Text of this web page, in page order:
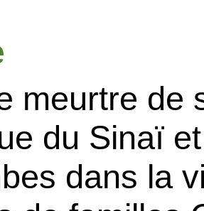
meurtre de
du Sinaï
dans la